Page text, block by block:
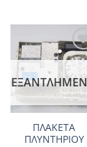
Add
ΠΛΑΚΕΤΑ
ΠΛΥΝΤΗΡΙΟΥ